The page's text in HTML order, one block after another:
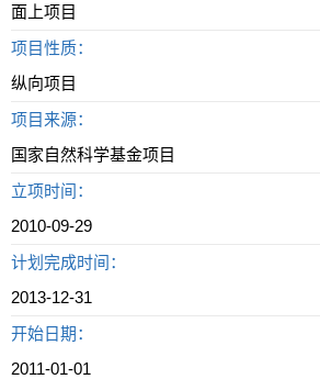
面上项目
项目性质：
纵向项目
项目来源：
国家自然科学基金项目
立项时间：
2010-09-29
计划完成时间：
2013-12-31
开始日期：
2011-01-01